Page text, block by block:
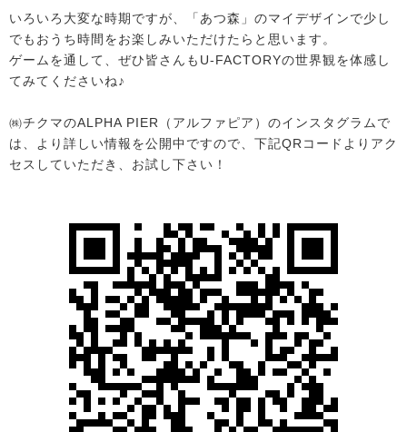
いろいろ大変な時期ですが、「あつ森」のマイデザインで少し
でもおうち時間をお楽しみいただけたらと思います。
ゲームを通して、ぜひ皆さんもU-FACTORYの世界観を体感し
てみてくださいね♪
㈱チクマのALPHA PIER（アルファピア）のインスタグラムで
は、より詳しい情報を公開中ですので、下記QRコードよりアク
セスしていただき、お試し下さい！